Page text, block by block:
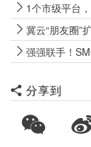
1个市级平台，17
冀云“朋友圈”
强强联手！
分享到